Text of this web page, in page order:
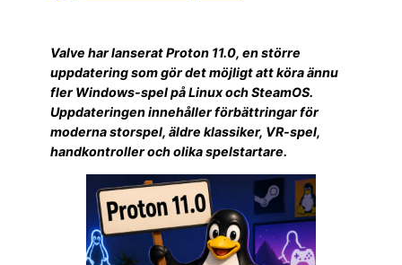
Valve har lanserat Proton 11.0, en större
uppdatering som gör det möjligt att köra ännu
fler Windows-spel på Linux och SteamOS.
Uppdateringen innehåller förbättringar för
moderna storspel, äldre klassiker, VR-spel,
handkontroller och olika spelstartare.